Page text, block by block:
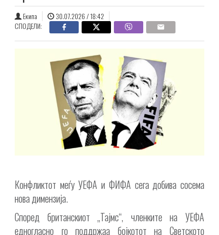
Екипа
30.07.2026 / 18:42
СПОДЕЛИ:
Конфликтот меѓу УЕФА и ФИФА сега добива сосема
нова димензија.
Според британскиот „Тајмс“, членките на УЕФА
едногласно го поддржаа бојкотот на Светското